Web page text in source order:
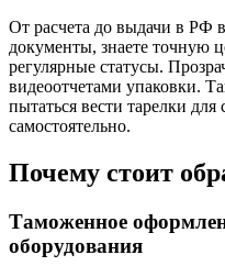
От расчета до выдачи в РФ
документы, знаете точную
регулярные статусы.
видеоотчетами упаковки.
пытаться вести тарелки для
самостоятельно.
Почему стоит
Таможенное
оборудования